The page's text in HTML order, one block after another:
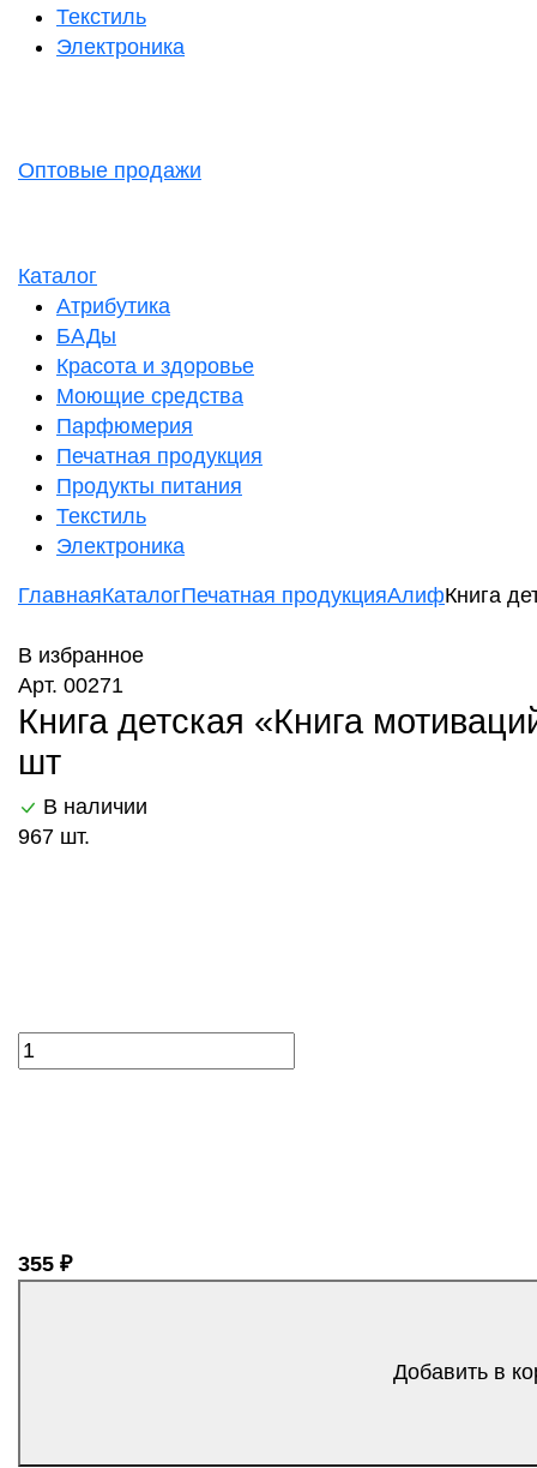
Текстиль
Электроника
Оптовые продажи
Каталог
Атрибутика
БАДы
Красота и здоровье
Моющие средства
Парфюмерия
Печатная продукция
Продукты питания
Текстиль
Электроника
ГлавнаяКаталогПечатная продукцияАлифКнига
В избранное
Арт. 00271
Книга детская «Книга
шт
В наличии
967 шт.
355 ₽
Добавить в